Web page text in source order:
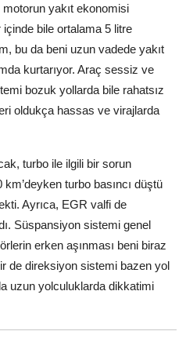
motorun yakıt ekonomisi
bile ortalama 5 litre
bu da beni uzun vadede yakıt
kurtarıyor. Araç sessiz ve
bozuk yollarda bile rahatsız
oldukça hassas ve virajlarda
turbo ile ilgili bir sorun
turbo basıncı düştü
Ayrıca, EGR valfi de
Süspansiyon sistemi genel
erken aşınması beni biraz
de direksiyon sistemi bazen yol
uzun yolculuklarda dikkatimi